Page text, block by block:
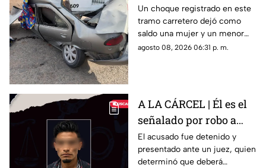
deja una mujer y un
niño mu3rtos en San
Juan del Río
Un choque registrado en este
tramo carretero dejó como
saldo una mujer y un menor
sin vida, además de una
agosto 08, 2026 06:31 p. m.
A LA CÁRCEL | Él es el
señalado por robo a
una casa en Santa Rosa
Jáuregui
El acusado fue detenido y
presentado ante un juez, quien
determinó que deberá